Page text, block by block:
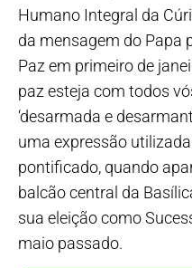
Humano Integral da
da mensagem do Papa
Paz em primeiro de
paz esteja com todos
‘desarmada e
uma expressão
pontificado, quando
balcão central da
sua eleição como
maio passado.